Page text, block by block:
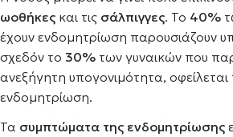
ωοθήκες και τις σάλπιγγες. Το 40%
έχουν ενδομητρίωση παρουσιάζουν
σχεδόν το 30% των γυναικών που
ανεξήγητη υπογονιμότητα, οφείλεται
ενδομητρίωση.
Τα συμπτώματα της ενδομητρίωσης